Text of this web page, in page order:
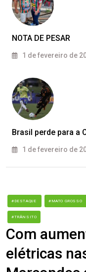
NOTA DE PESAR
1 de fevereiro de
Brasil perde para a
1 de fevereiro de
#DESTAQUE #MATO GROSSO
#TRÂNSITO
Com
elétricas